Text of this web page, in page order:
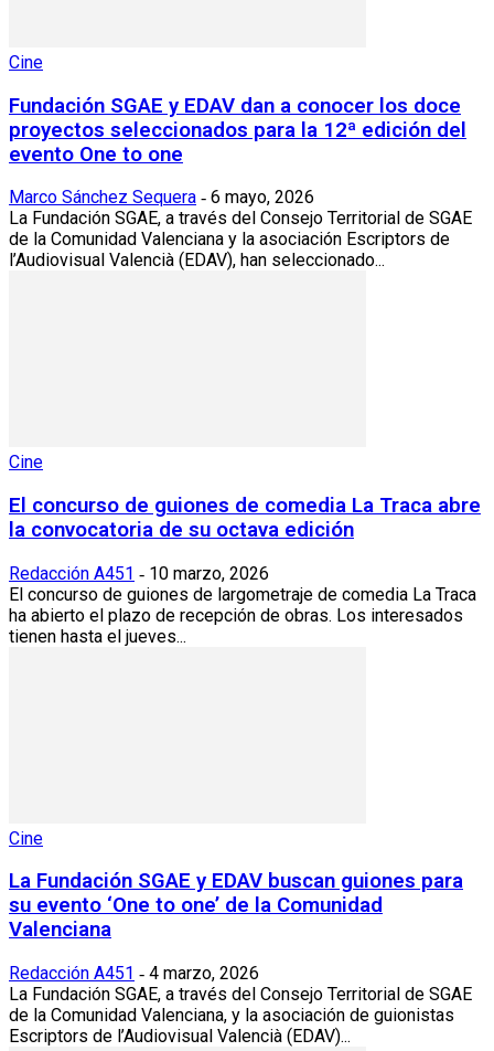
Cine
Fundación SGAE y EDAV dan a conocer los doce
proyectos seleccionados para la 12ª edición del
evento One to one
Marco Sánchez Sequera - 6 mayo, 2026
La Fundación SGAE, a través del Consejo Territorial de SGAE
de la Comunidad Valenciana y la asociación Escriptors de
l’Audiovisual Valencià (EDAV), han seleccionado...
Cine
El concurso de guiones de comedia La Traca abre
la convocatoria de su octava edición
Redacción A451 - 10 marzo, 2026
El concurso de guiones de largometraje de comedia La Traca
ha abierto el plazo de recepción de obras. Los interesados
tienen hasta el jueves...
Cine
La Fundación SGAE y EDAV buscan guiones para
su evento ‘One to one’ de la Comunidad
Valenciana
Redacción A451 - 4 marzo, 2026
La Fundación SGAE, a través del Consejo Territorial de SGAE
de la Comunidad Valenciana, y la asociación de guionistas
Escriptors de l’Audiovisual Valencià (EDAV)...